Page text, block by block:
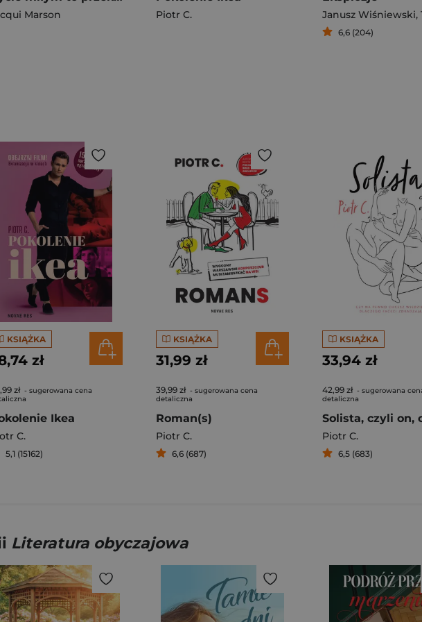
Marson Piotr C. Janusz Wiśniewski,
6,6 (204)
KSIĄŻKA
zł
zł - sugerowana cena
Ikea
C.
5,1 (15162)
KSIĄŻKA
31,99 zł
39,99 zł - sugerowana cena
detaliczna
Roman(s)
Piotr C.
6,6 (687)
KSIĄŻKA
33,94 zł
42,99 zł - sugerowana
detaliczna
Piotr C.
6,5 (683)
Literatura obyczajowa